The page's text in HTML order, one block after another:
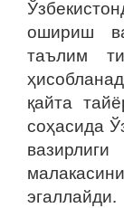
ошириш
таълим
қайта
соҳасида
эгаллайди.